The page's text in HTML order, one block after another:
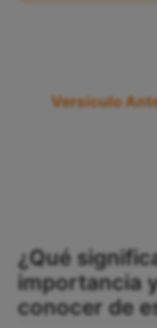
Versículo
¿Qué
importancia
conocer de